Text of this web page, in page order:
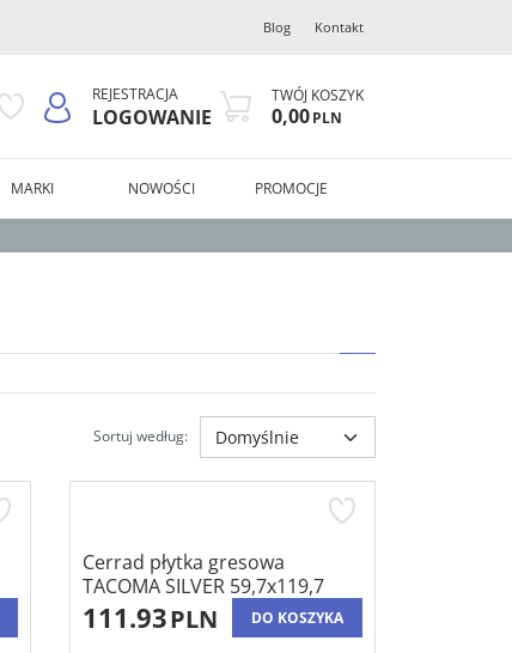
Blog Kontakt
REJESTRACJA
LOGOWANIE
TWÓJ KOSZYK
0,00PLN
MARKI NOWOŚCI PROMOCJE
Sortuj według:
Cerrad płytka gresowa
TACOMA SILVER 59,7x119,7
111.93PLN DO KOSZYKA